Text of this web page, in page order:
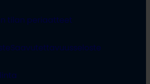
tilan periaatteet
Saavutettavuusseloste